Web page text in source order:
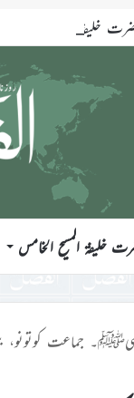
المسیح الخامس ایّدہ اللہ
خلیفۃ المسیح الخامس
جماعت کوتونو،